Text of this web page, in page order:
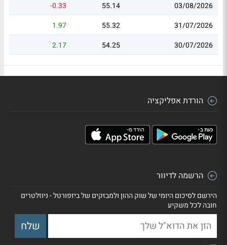
03/08/2026
55.14
-0.33
31/07/2026
55.32
1.97
30/07/2026
54.25
2.17
הורדת אפליקציה
הרשמה לדיוור
הירשם לסיכום היומי של שוק ההון ולמבזקים של ביזפורטל - ניוזלטרים
חובה לכל משקיע